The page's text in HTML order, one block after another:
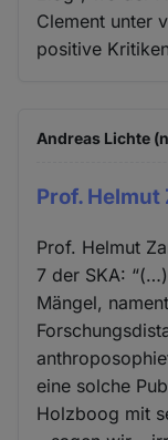
Clement unter
positive
Andreas Lichte
Prof. Helmut
Prof. Helmut
7 der SKA:
Mängel,
eine solche
Holzboog mit